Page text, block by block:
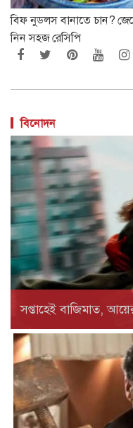
বিফ নুডলস বানাতে চান?
নিন সহজ রেসিপি
বিনোদন
সপ্তাহেই বাজিমাত,